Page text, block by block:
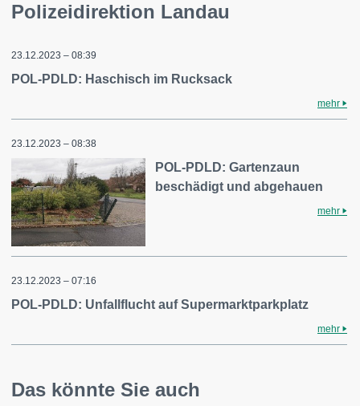
Polizeidirektion Landau
23.12.2023 – 08:39
POL-PDLD: Haschisch im Rucksack
mehr
23.12.2023 – 08:38
POL-PDLD: Gartenzaun
beschädigt und abgehauen
mehr
23.12.2023 – 07:16
POL-PDLD: Unfallflucht auf Supermarktparkplatz
mehr
Das könnte Sie auch